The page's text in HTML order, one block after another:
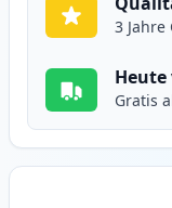
3 Jahre
Gratis